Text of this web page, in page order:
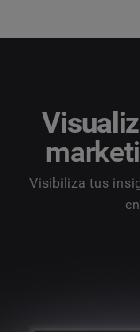
Visibiliza tus